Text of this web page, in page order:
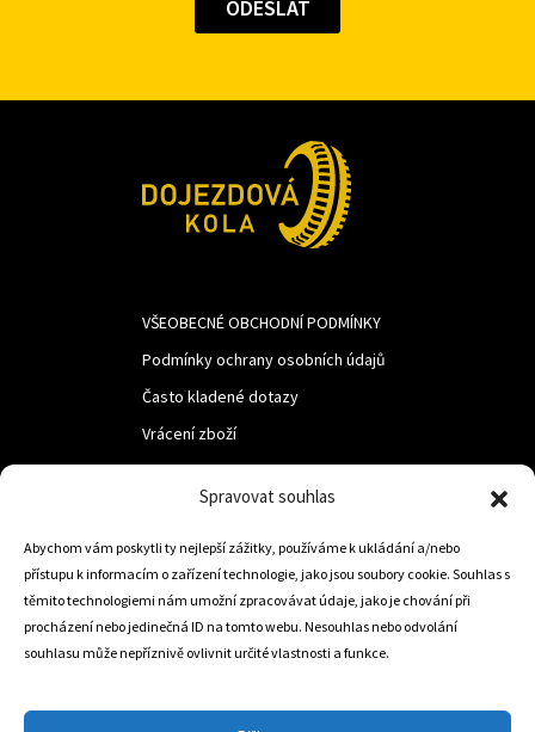
Spravovat souhlas
Abychom vám poskytli ty nejlepší zážitky, používáme k ukládání a/nebo
přístupu k informacím o zařízení technologie, jako jsou soubory cookie. Souhlas s
těmito technologiemi nám umožní zpracovávat údaje, jako je chování při
procházení nebo jedinečná ID na tomto webu. Nesouhlas nebo odvolání
souhlasu může nepříznivě ovlivnit určité vlastnosti a funkce.
VŠEOBECNÉ OBCHODNÍ PODMÍNKY
Podmínky ochrany osobních údajů
Často kladené dotazy
Vrácení zboží
LUF s.r.o.
Nám. M.R.Štefanika 518,
Trstená 02801